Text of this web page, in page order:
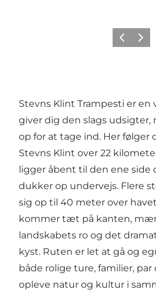
ForrigeNæste
Stevns Klint Trampesti er en
giver dig den slags udsigter,
op for at tage ind. Her følger
Stevns Klint over 22
ligger åbent til den ene side
dukker op undervejs. Flere
sig op til 40 meter over
kommer tæt på kanten,
landskabets ro og det
kyst. Ruten er let at gå og
både rolige ture, familier, par
opleve natur og kultur i